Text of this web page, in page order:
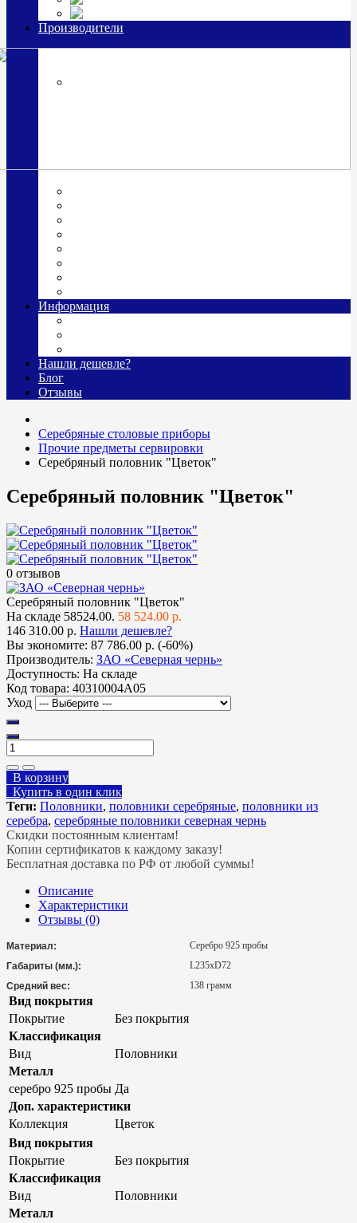
Производители
Информация
Нашли дешевле?
Блог
Отзывы
Cеребряные столовые приборы
Прочие предметы сервировки
Серебряный половник "Цветок"
Серебряный половник "Цветок"
0 отзывов
Серебряный половник "Цветок"
На складе 58524.00. 58 524.00 р.
146 310.00 р. Нашли дешевле?
Вы экономите: 87 786.00 р. (-60%)
Производитель: ЗАО «Северная чернь»
Доступность: На складе
Код товара: 40310004А05
Уход
В корзину
Купить в один клик
Теги: Половники, половники серебряные, половники из
серебра, серебряные половники северная чернь
Скидки постоянным клиентам!
Копии сертификатов к каждому заказу!
Бесплатная доставка по РФ от любой суммы!
Описание
Характеристики
Отзывы (0)
Материал:
Серебро 925 пробы
Габариты (мм.):
L235хD72
Средний вес:
138 грамм
Вид покрытия
Покрытие
Без покрытия
Классификация
Вид
Половники
Металл
серебро 925 пробы Да
Доп. характеристики
Коллекция
Цветок
Вид покрытия
Покрытие
Без покрытия
Классификация
Вид
Половники
Металл